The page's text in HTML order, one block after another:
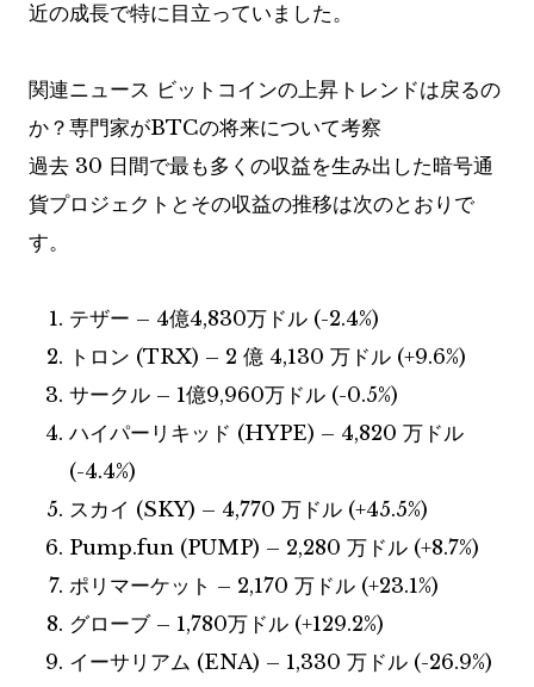
近の成長で特に目立っていました。
関連ニュース ビットコインの上昇トレンドは戻るの
か？専門家がBTCの将来について考察
過去 30 日間で最も多くの収益を生み出した暗号通
貨プロジェクトとその収益の推移は次のとおりで
す。
テザー – 4億4,830万ドル (-2.4%)
トロン (TRX) – 2 億 4,130 万ドル (+9.6%)
サークル – 1億9,960万ドル (-0.5%)
ハイパーリキッド (HYPE) – 4,820 万ドル
(-4.4%)
スカイ (SKY) – 4,770 万ドル (+45.5%)
Pump.fun (PUMP) – 2,280 万ドル (+8.7%)
ポリマーケット – 2,170 万ドル (+23.1%)
グローブ – 1,780万ドル (+129.2%)
イーサリアム (ENA) – 1,330 万ドル (-26.9%)